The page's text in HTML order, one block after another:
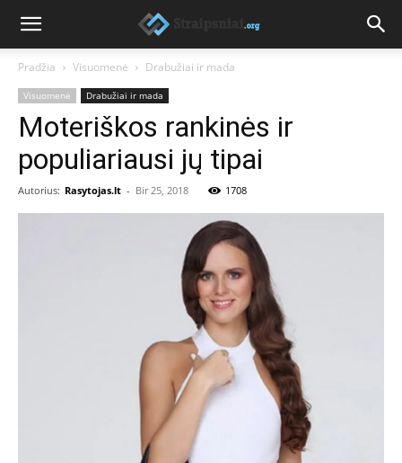
Pradžia Visuomenė Drabužiai ir mada
Visuomenė Drabužiai ir mada
Moteriškos rankinės ir
populiariausi jų tipai
Autorius: Rasytojas.lt - Bir 25, 2018 1708